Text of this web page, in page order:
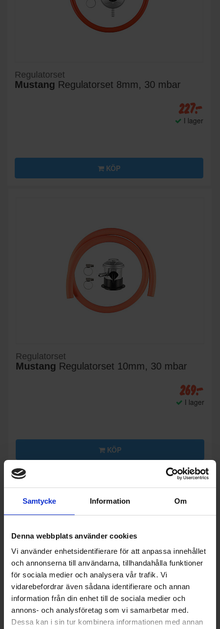
Samtycke Information Om
Denna webbplats använder cookies
Vi använder enhetsidentifierare för att anpassa innehållet
och annonserna till användarna, tillhandahålla funktioner
för sociala medier och analysera vår trafik. Vi
vidarebefordrar även sådana identifierare och annan
information från din enhet till de sociala medier och
annons- och analysföretag som vi samarbetar med.
Dessa kan i sin tur kombinera informationen med annan
Regulatorset
Mustang Regulatorset 8mm, 30 mbar
227:-
I lager
KÖP
Regulatorset
Mustang Regulatorset 10mm, 30 mbar
269:-
I lager
KÖP